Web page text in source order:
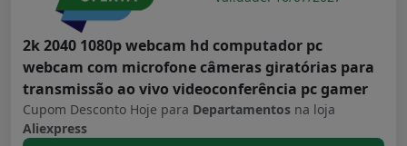
2k 2040 1080p webcam hd computador pc
webcam com microfone câmeras giratórias para
transmissão ao vivo videoconferência pc gamer
Cupom Desconto Hoje para Departamentos na loja
Aliexpress